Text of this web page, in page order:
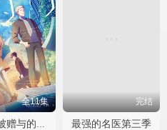
全11集
GIVEN被赠与的未来
完结
最强的名医第三季